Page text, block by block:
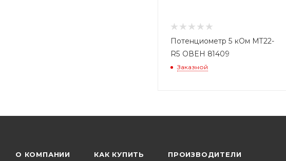
Потенциометр 5 кОм MT22-
R5 ОВЕН 81409
Заказной
О КОМПАНИИ КАК КУПИТЬ ПРОИЗВОДИТЕЛИ